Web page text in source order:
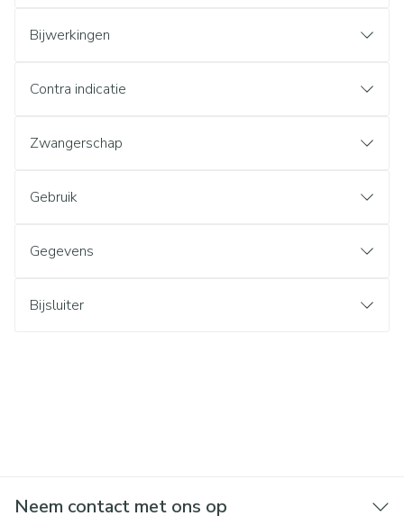
Bijwerkingen
Contra indicatie
Zwangerschap
Gebruik
Gegevens
Bijsluiter
Neem contact met ons op